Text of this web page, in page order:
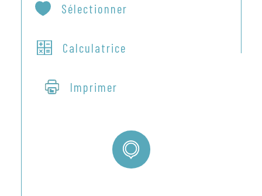
Sélectionner
Calculatrice
Imprimer